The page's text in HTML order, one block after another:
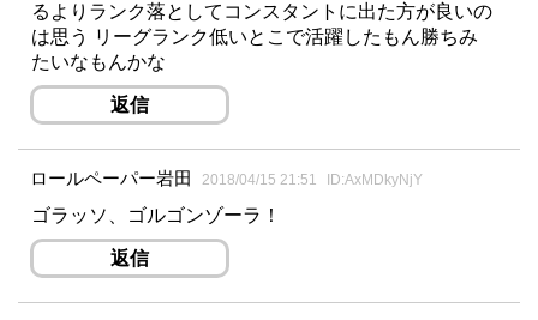
るよりランク落としてコンスタントに出た方が良いの
は思う リーグランク低いとこで活躍したもん勝ちみ
たいなもんかな
返信
ロールペーパー岩田 2018/04/15 21:51 ID:AxMDkyNjY
ゴラッソ、ゴルゴンゾーラ！
返信